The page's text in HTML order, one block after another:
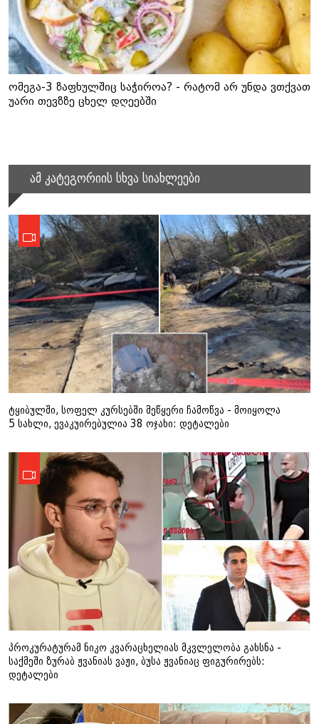
ომეგა-3 ზაფხულშიც საჭიროა? - რატომ არ უნდა ვთქვათ
უარი თევზზე ცხელ დღეებში
ამ კატეგორიის სხვა სიახლეები
ტყიბულში, სოფელ კურსებში მეწყერი ჩამოწვა - მოიყოლა
5 სახლი, ევაკუირებულია 38 ოჯახი: დეტალები
პროკურატურამ ნიკო კვარაცხელიას მკვლელობა გახსნა -
საქმეში ზურაბ ჟვანიას ვაჟი, ბუსა ჟვანიაც ფიგურირებს:
დეტალები